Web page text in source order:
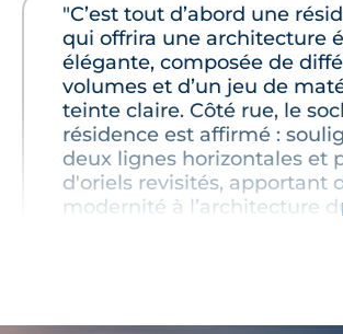
"C’est tout d’abord une
qui offrira une architecture
élégante, composée de
volumes et d’un jeu de
teinte claire. Côté rue, le
résidence est affirmé :
deux lignes horizontales et
d'oriels revisités, apportant
modernité à l’architecture